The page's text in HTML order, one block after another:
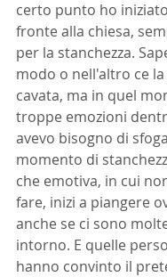
certo punto ho
fronte alla chiesa,
per la stanchezza.
modo o nell'altro ce
cavata, ma in quel
troppe emozioni
avevo bisogno di
momento di
che emotiva, in cui
fare, inizi a piangere
anche se ci sono
intorno. E quelle
hanno convinto il